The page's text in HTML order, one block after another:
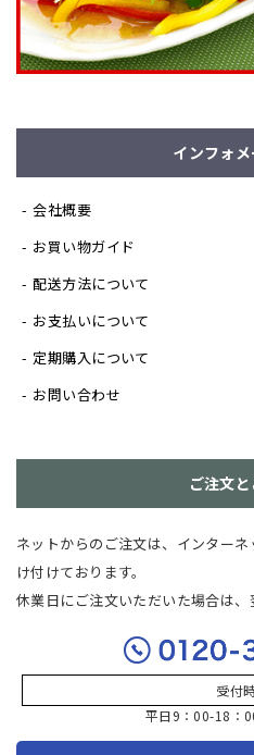
インフォ
会社概要
お買い物ガイド
配送方法について
お支払いについて
定期購入について
お問い合わせ
ご注文
ネットからのご注文は、インター
け付けております。
休業日にご注文いただいた場合は、
受付
平日9：00-18：